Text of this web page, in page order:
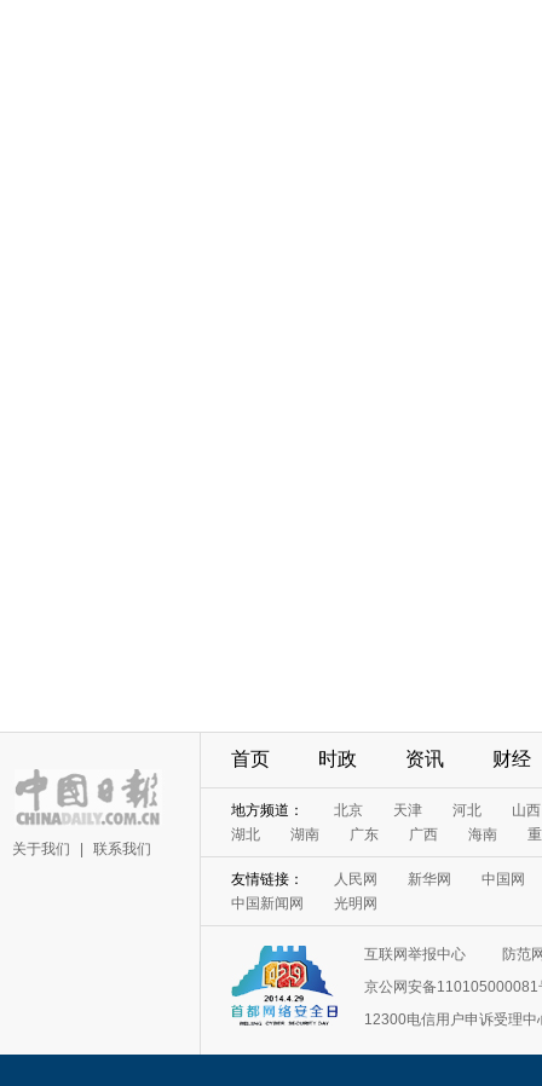
关于我们 联系我们
首页 时政 资讯 财经
地方频道： 北京 天津 河北
山西
湖北
湖南 广东 广西 海南
友情链接： 人民网 新华网
中国网
中国新闻网
光明网
互联网举报中心
防范
京公网安备110105000081
12300电信用户申诉受理中